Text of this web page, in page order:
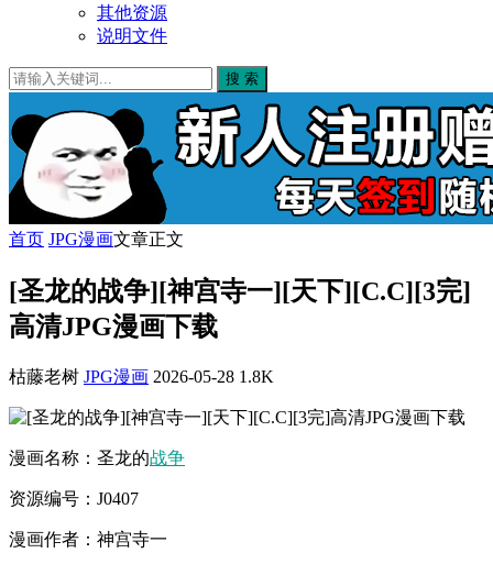
其他资源
说明文件
搜 索
首页 JPG漫画文章正文
[圣龙的战争][神宫寺一][天下][C.C][3完]
高清JPG漫画下载
枯藤老树 JPG漫画 2026-05-28 1.8K
漫画名称：圣龙的战争
资源编号：J0407
漫画作者：神宫寺一